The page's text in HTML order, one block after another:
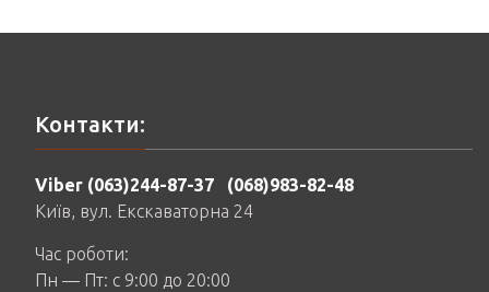
Контакти:
Viber (063)244-87-37
(068)983-82-48
Київ, вул. Екскаваторна 24
Час роботи:
Пн — Пт: c 9:00 до 20:00